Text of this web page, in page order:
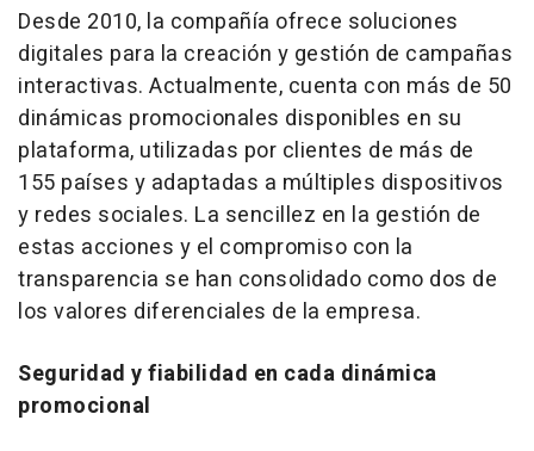
Desde 2010, la compañía ofrece soluciones
digitales para la creación y gestión de campañas
interactivas. Actualmente, cuenta con más de 50
dinámicas promocionales disponibles en su
plataforma, utilizadas por clientes de más de
155 países y adaptadas a múltiples dispositivos
y redes sociales. La sencillez en la gestión de
estas acciones y el compromiso con la
transparencia se han consolidado como dos de
los valores diferenciales de la empresa.
Seguridad y fiabilidad en cada dinámica
promocional